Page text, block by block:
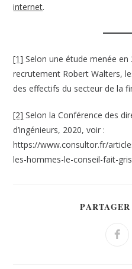
internet.
[1] Selon une étude menée en
recrutement Robert Walters,
des effectifs du secteur de la
[2] Selon la Conférence des
d’ingénieurs, 2020, voir :
https://www.consultor.fr/
les-hommes-le-conseil-fait-